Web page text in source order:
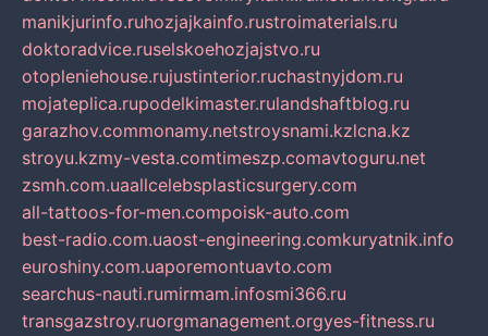
manikjurinfo.ruhozjajkainfo.rustroimaterials.ru
doktoradvice.ruselskoehozjajstvo.ru
otopleniehouse.rujustinterior.ruchastnyjdom.ru
mojateplica.rupodelkimaster.rulandshaftblog.ru
garazhov.commonamy.netstroysnami.kzlcna.kz
stroyu.kzmy-vesta.comtimeszp.comavtoguru.net
zsmh.com.uaallcelebsplasticsurgery.com
all-tattoos-for-men.compoisk-auto.com
best-radio.com.uaost-engineering.comkuryatnik.info
euroshiny.com.uaporemontuavto.com
searchus-nauti.rumirmam.infosmi366.ru
transgazstroy.ruorgmanagement.orgyes-fitness.ru